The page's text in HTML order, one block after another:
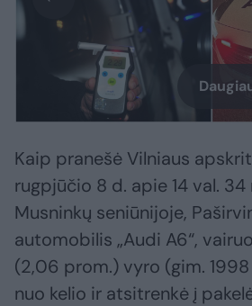
Kaip pranešė Vilniaus
rugpjūčio 8 d. apie 14 val. 34
Musninkų seniūnijoje,
automobilis „Audi A6“,
(2,06 prom.) vyro (gim.
nuo kelio ir atsitrenkė į